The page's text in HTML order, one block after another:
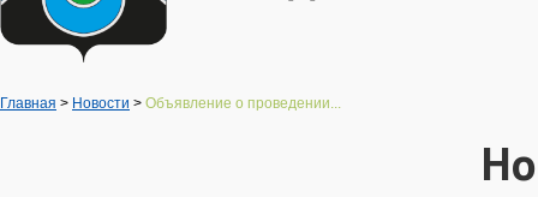
Главная > Новости > Объявление о проведении...